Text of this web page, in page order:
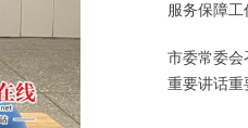
服务保障工
市委常委会
重要讲话重